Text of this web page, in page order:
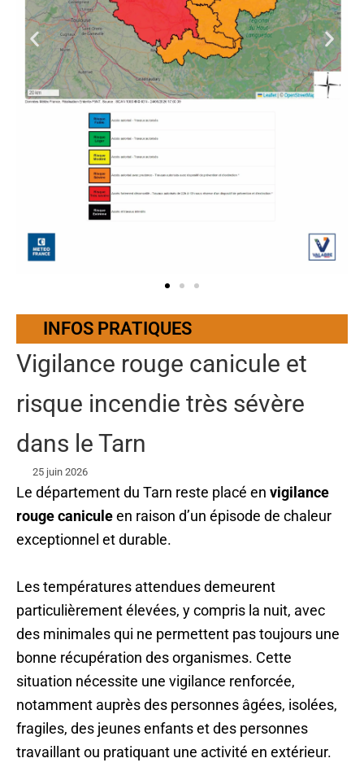
INFOS PRATIQUES
Vigilance rouge canicule et
risque incendie très sévère
dans le Tarn
25 juin 2026
Le département du Tarn reste placé en vigilance
rouge caniculeen raison d’un épisode de chaleur
exceptionnel et durable.
Les températures attendues demeurent
particulièrement élevées, y compris la nuit, avec
des minimales qui ne permettent pas toujours une
bonne récupération des organismes. Cette
situation nécessite une vigilance renforcée,
notamment auprès des personnes âgées, isolées,
fragiles, des jeunes enfants et des personnes
travaillant ou pratiquant une activité en extérieur.